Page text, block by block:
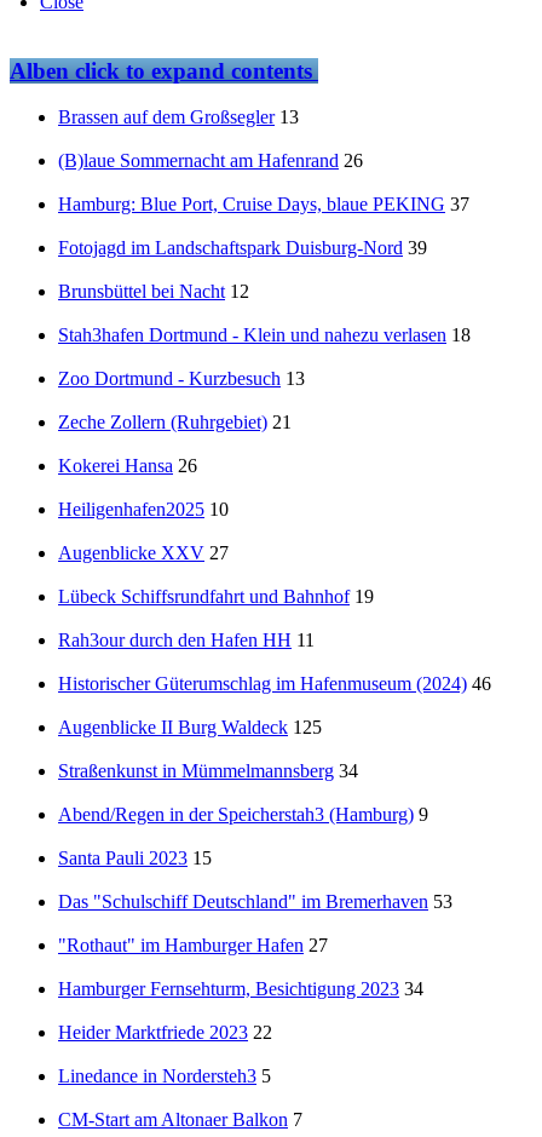
Albenclick to expand contents
Brassen auf dem Großsegler 13
(B)laue Sommernacht am Hafenrand 26
Hamburg: Blue Port, Cruise Days, blaue PEKING 37
Fotojagd im Landschaftspark Duisburg-Nord 39
Brunsbüttel bei Nacht 12
Stah3hafen Dortmund - Klein und nahezu verlasen 18
Zoo Dortmund - Kurzbesuch 13
Zeche Zollern (Ruhrgebiet) 21
Kokerei Hansa 26
Heiligenhafen2025 10
Augenblicke XXV 27
Lübeck Schiffsrundfahrt und Bahnhof 19
Rah3our durch den Hafen HH 11
Historischer Güterumschlag im Hafenmuseum (2024) 46
Augenblicke II Burg Waldeck 125
Straßenkunst in Mümmelmannsberg 34
Abend/Regen in der Speicherstah3 (Hamburg) 9
Santa Pauli 2023 15
Das "Schulschiff Deutschland" im Bremerhaven 53
"Rothaut" im Hamburger Hafen 27
Hamburger Fernsehturm, Besichtigung 2023 34
Heider Marktfriede 2023 22
Linedance in Nordersteh3 5
CM-Start am Altonaer Balkon 7